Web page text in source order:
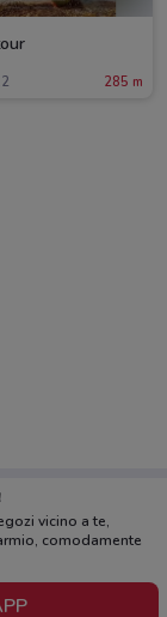
285 m
vicino a te,
comodamente